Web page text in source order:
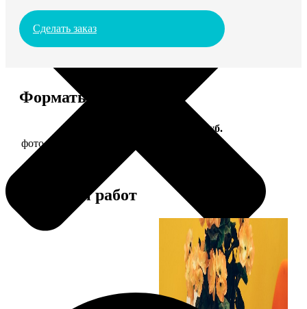
Сделать заказ
Форматы и цены
Цена, руб.
фото 15х15 в деревянной рамке
Примеры работ